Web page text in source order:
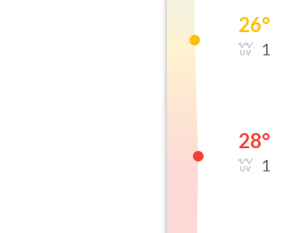
26°
1
28°
1